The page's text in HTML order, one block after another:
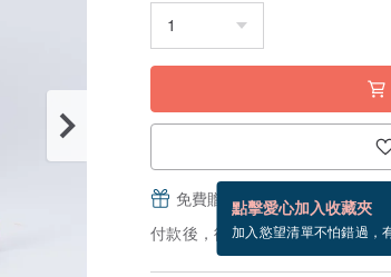
點擊愛心加入收藏夾
加入慾望清單不怕錯過，
免費贈送電子賀卡，結帳完成
付款後，從備貨到寄出商品為 2